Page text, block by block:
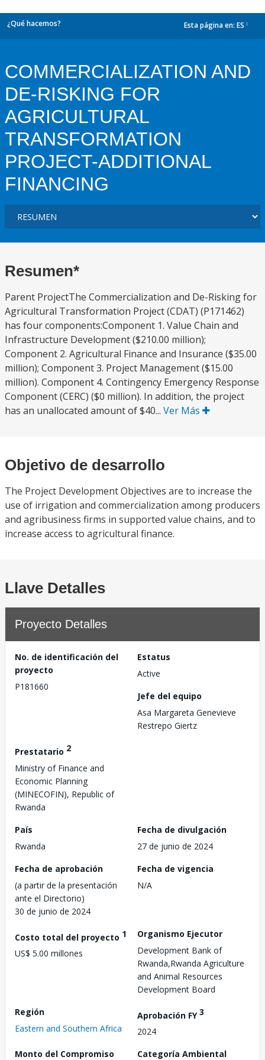
¿Qué hacemos? Esta página en: ES
COMMERCIALIZATION AND
DE-RISKING FOR
AGRICULTURAL
TRANSFORMATION
PROJECT-ADDITIONAL
FINANCING
Resumen*
Parent ProjectThe Commercialization and De-Risking for
Agricultural Transformation Project (CDAT) (P171462)
has four components:Component 1. Value Chain and
Infrastructure Development ($210.00 million);
Component 2. Agricultural Finance and Insurance ($35.00
million); Component 3. Project Management ($15.00
million). Component 4. Contingency Emergency Response
Component (CERC) ($0 million). In addition, the project
has an unallocated amount of $40... Ver Más
Objetivo de desarrollo
The Project Development Objectives are to increase the
use of irrigation and commercialization among producers
and agribusiness firms in supported value chains, and to
increase access to agricultural finance.
Llave Detalles
Proyecto Detalles
No. de identificación del
proyecto
P181660
Estatus
Active
Jefe del equipo
Asa Margareta Genevieve
Restrepo Giertz
Prestatario 2
Ministry of Finance and
Economic Planning
(MINECOFIN), Republic of
Rwanda
País
Rwanda
Fecha de divulgación
27 de junio de 2024
Fecha de aprobación
(a partir de la presentación
ante el Directorio)
30 de junio de 2024
Fecha de vigencia
N/A
Costo total del proyecto 1
US$ 5.00 millones
Organismo Ejecutor
Development Bank of
Rwanda,Rwanda Agriculture
and Animal Resources
Development Board
Región
Eastern and Southern Africa
Aprobación FY3
2024
Monto del Compromiso
Categoría Ambiental